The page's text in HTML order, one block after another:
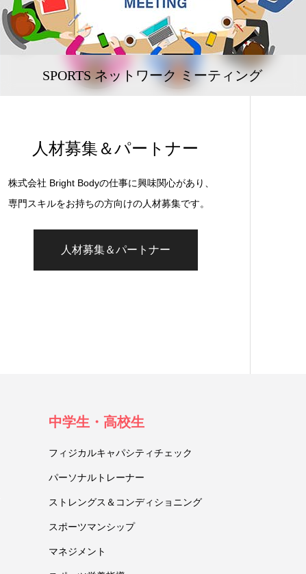
SPORTS ネットワーク ミーティング
人材募集＆パートナー
株式会社 Bright Bodyの仕事に興味関心があり、
専門スキルをお持ちの方向けの人材募集です。
人材募集＆パートナー
中学生・高校生
フィジカルキャパシティチェック
パーソナルトレーナー
ストレングス＆コンディショニング
スポーツマンシップ
マネジメント